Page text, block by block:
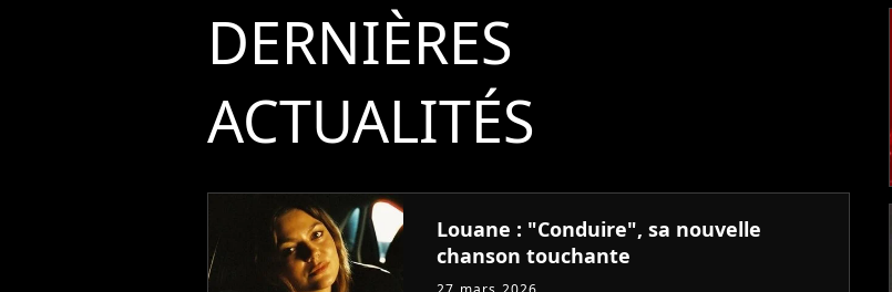
DERNIÈRES
ACTUALITÉS
Louane : "Conduire", sa nouvelle
chanson touchante